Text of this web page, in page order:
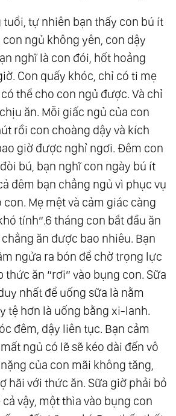
tuổi, tự nhiên bạn thấy con bú ít
con ngủ không yên, con dậy
nghĩ là con đói, hốt hoảng
Con quấy khóc, chỉ có ti mẹ
thể cho con ngủ được. Và chỉ
ăn. Mỗi giấc ngủ của con
rồi con choàng dậy và kích
giờ được nghỉ ngơi. Đêm con
bú, bạn nghĩ con ngày bú ít
đêm bạn chẳng ngủ vì phục vụ
Mẹ mệt và cảm giác càng
tính”.6 tháng con bắt đầu ăn
ăn được bao nhiêu. Bạn
ngửa ra bón để chờ trọng lực
ăn “rơi” vào bụng con. Sữa
nhất để uống sữa là nằm
tệ hơn là uống bằng xi-lanh.
đêm, dậy liên tục. Bạn cảm
ngủ có lẽ sẽ kéo dài đến vô
của con mãi không tăng,
hãi với thức ăn. Sữa giờ phải bỏ
vậy, một thìa vào bụng con